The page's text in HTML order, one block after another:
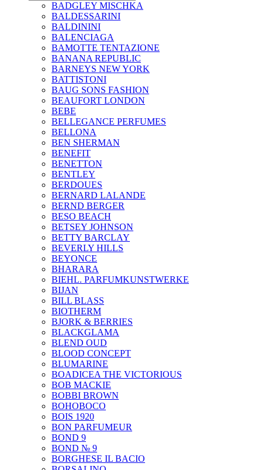
BADGLEY MISCHKA
BALDESSARINI
BALDININI
BALENCIAGA
BAMOTTE TENTAZIONE
BANANA REPUBLIC
BARNEYS NEW YORK
BATTISTONI
BAUG SONS FASHION
BEAUFORT LONDON
BEBE
BELLEGANCE PERFUMES
BELLONA
BEN SHERMAN
BENEFIT
BENETTON
BENTLEY
BERDOUES
BERNARD LALANDE
BERND BERGER
BESO BEACH
BETSEY JOHNSON
BETTY BARCLAY
BEVERLY HILLS
BEYONCE
BHARARA
BIEHL. PARFUMKUNSTWERKE
BIJAN
BILL BLASS
BIOTHERM
BJORK & BERRIES
BLACKGLAMA
BLEND OUD
BLOOD CONCEPT
BLUMARINE
BOADICEA THE VICTORIOUS
BOB MACKIE
BOBBI BROWN
BOHOBOCO
BOIS 1920
BON PARFUMEUR
BOND 9
BOND № 9
BORGHESE IL BACIO